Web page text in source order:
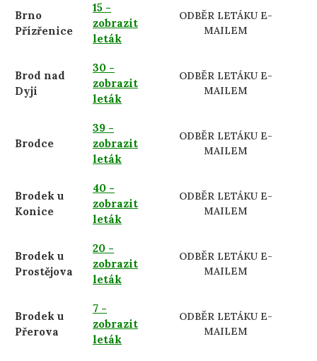
Brno
Přízřenice
15 -
zobrazit
leták
ODBĚR LETÁKU E-
MAILEM
Brod nad
Dyjí
30 -
zobrazit
leták
ODBĚR LETÁKU E-
MAILEM
Brodce
39 -
zobrazit
leták
ODBĚR LETÁKU E-
MAILEM
Brodek u
Konice
40 -
zobrazit
leták
ODBĚR LETÁKU E-
MAILEM
Brodek u
Prostějova
20 -
zobrazit
leták
ODBĚR LETÁKU E-
MAILEM
Brodek u
Přerova
7 -
zobrazit
leták
ODBĚR LETÁKU E-
MAILEM